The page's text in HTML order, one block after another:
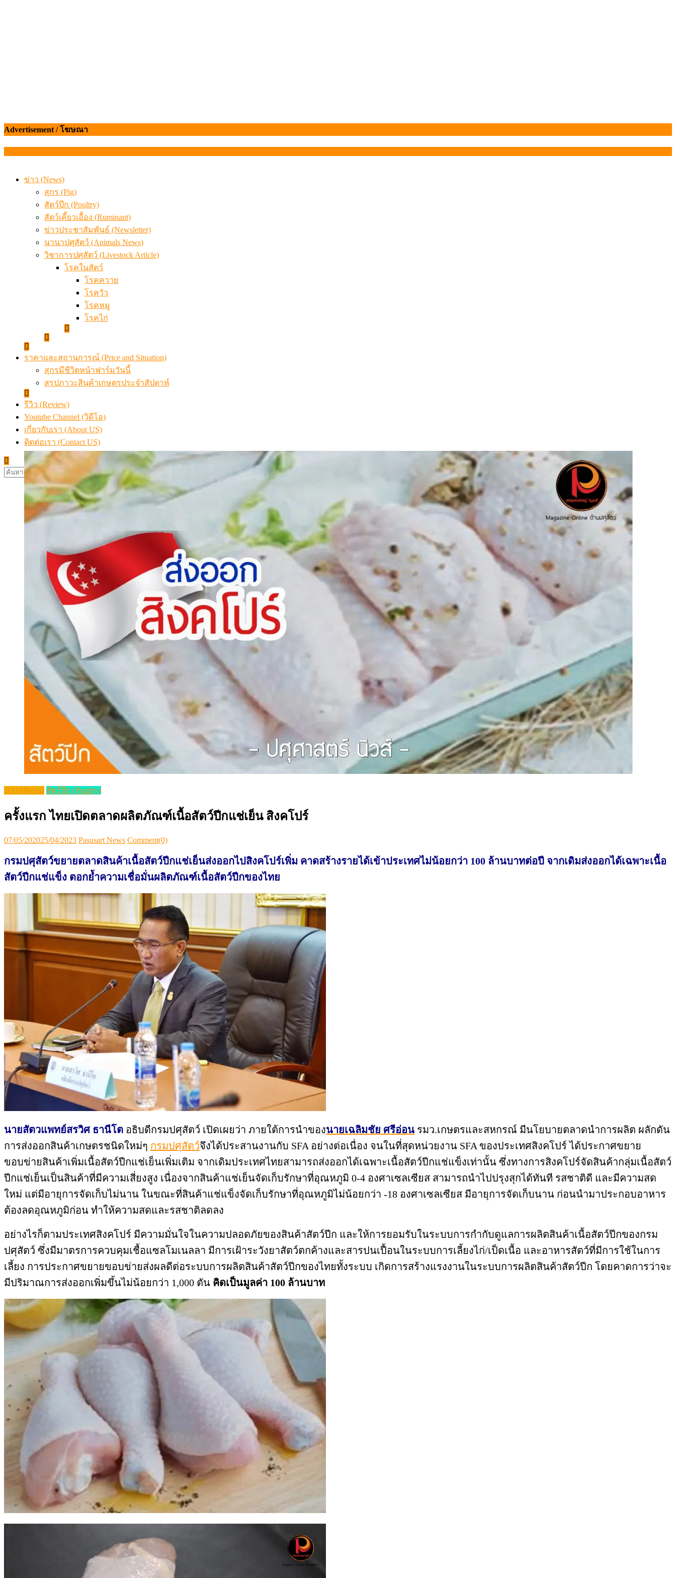
Advertisement / โฆษณา
ข่าว (News)
สุกร (Pig)
สัตว์ปีก (Poultry)
สัตว์เคี้ยวเอื้อง (Ruminant)
ข่าวประชาสัมพันธ์ (Newsletter)
นานาปศุสัตว์ (Animals News)
วิชาการปศุสัตว์ (Livestock Article)
โรคในสัตว์
โรคควาย
โรควัว
โรคหมู
โรคไก่
ราคาและสถานการณ์ (Price and Situation)
สุกรมีชีวิตหน้าฟาร์มวันนี้
สรุปภาวะสินค้าเกษตรประจำสัปดาห์
รีวิว (Review)
Youtube Channel (วิดีโอ)
เกี่ยวกับเรา (About US)
ติดต่อเรา (Contact US)
ค้นหา
สำหรับ:
ข่าว (News) สัตว์ปีก (Poultry)
ครั้งแรก ไทยเปิดตลาดผลิตภัณฑ์เนื้อสัตว์ปีกแช่เย็น สิงคโปร์
Posted
07/05/202025/04/2023 Author
Pasusart News Comment(0)
กรมปศุสัตว์ขยายตลาดสินค้าเนื้อสัตว์ปีกแช่เย็นส่งออกไปสิงคโปร์เพิ่ม คาดสร้างรายได้เข้าประเทศไม่น้อยกว่า 100 ล้านบาทต่อปี จากเดิมส่งออกได้เฉพาะเนื้อ
สัตว์ปีกแช่แข็ง ตอกย้ำความเชื่อมั่นผลิตภัณฑ์เนื้อสัตว์ปีกของไทย
นายสัตวแพทย์สรวิศ ธานีโต อธิบดีกรมปศุสัตว์ เปิดเผยว่า ภายใต้การนำของนายเฉลิมชัย ศรีอ่อน รมว.เกษตรและสหกรณ์ มีนโยบายตลาดนำการผลิต ผลักดัน
การส่งออกสินค้าเกษตรชนิดใหม่ๆ กรมปศุสัตว์จึงได้ประสานงานกับ SFA อย่างต่อเนื่อง จนในที่สุดหน่วยงาน SFA ของประเทศสิงคโปร์ ได้ประกาศขยาย
ขอบข่ายสินค้าเพิ่มเนื้อสัตว์ปีกแช่เย็นเพิ่มเติม จากเดิมประเทศไทยสามารถส่งออกได้เฉพาะเนื้อสัตว์ปีกแช่แข็งเท่านั้น ซึ่งทางการสิงคโปร์จัดสินค้ากลุ่มเนื้อสัตว์
ปีกแช่เย็นเป็นสินค้าที่มีความเสี่ยงสูง เนื่องจากสินค้าแช่เย็นจัดเก็บรักษาที่อุณหภูมิ 0-4 องศาเซลเซียส สามารถนำไปปรุงสุกได้ทันที รสชาติดี และมีความสด
ใหม่ แต่มีอายุการจัดเก็บไม่นาน ในขณะที่สินค้าแช่แข็งจัดเก็บรักษาที่อุณหภูมิไม่น้อยกว่า -18 องศาเซลเซียส มีอายุการจัดเก็บนาน ก่อนนำมาประกอบอาหาร
ต้องลดอุณหภูมิก่อน ทำให้ความสดและรสชาติลดลง
อย่างไรก็ตามประเทศสิงคโปร์ มีความมั่นใจในความปลอดภัยของสินค้าสัตว์ปีก และให้การยอมรับในระบบการกำกับดูแลการผลิตสินค้าเนื้อสัตว์ปีกของกรม
ปศุสัตว์ ซึ่งมีมาตรการควบคุมเชื้อแซลโมเนลลา มีการเฝ้าระวังยาสัตว์ตกค้างและสารปนเปื้อนในระบบการเลี้ยงไก่/เป็ดเนื้อ และอาหารสัตว์ที่มีการใช้ในการ
เลี้ยง การประกาศขยายขอบข่ายส่งผลดีต่อระบบการผลิตสินค้าสัตว์ปีกของไทยทั้งระบบ เกิดการสร้างแรงงานในระบบการผลิตสินค้าสัตว์ปีก โดยคาดการว่าจะ
มีปริมาณการส่งออกเพิ่มขึ้นไม่น้อยกว่า 1,000 ตัน คิดเป็นมูลค่า 100 ล้านบาท